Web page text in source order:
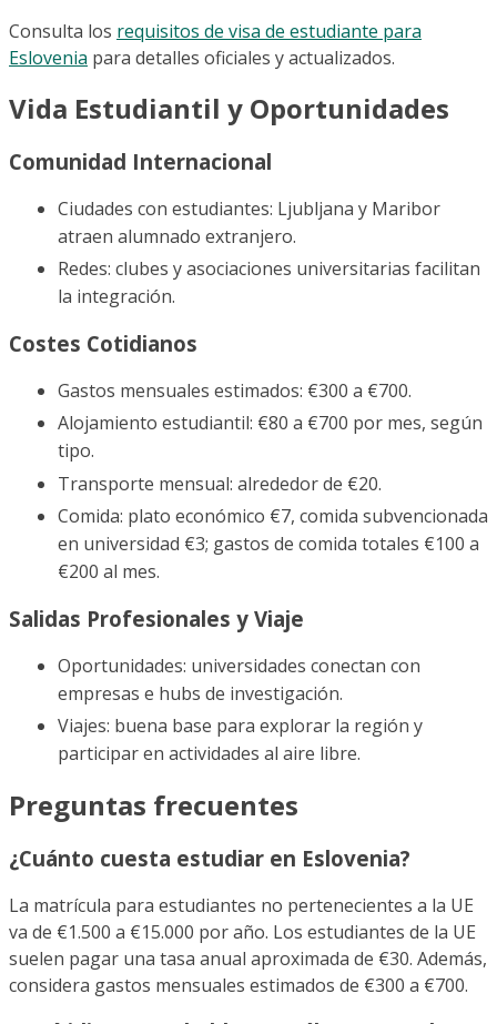
Consulta los requisitos de visa de estudiante para
Eslovenia para detalles oficiales y actualizados.
Vida Estudiantil y Oportunidades
Comunidad Internacional
Ciudades con estudiantes: Ljubljana y Maribor
atraen alumnado extranjero.
Redes: clubes y asociaciones universitarias facilitan
la integración.
Costes Cotidianos
Gastos mensuales estimados: €300 a €700.
Alojamiento estudiantil: €80 a €700 por mes, según
tipo.
Transporte mensual: alrededor de €20.
Comida: plato económico €7, comida subvencionada
en universidad €3; gastos de comida totales €100 a
€200 al mes.
Salidas Profesionales y Viaje
Oportunidades: universidades conectan con
empresas e hubs de investigación.
Viajes: buena base para explorar la región y
participar en actividades al aire libre.
Preguntas frecuentes
¿Cuánto cuesta estudiar en Eslovenia?
La matrícula para estudiantes no pertenecientes a la UE
va de €1.500 a €15.000 por año. Los estudiantes de la UE
suelen pagar una tasa anual aproximada de €30. Además,
considera gastos mensuales estimados de €300 a €700.